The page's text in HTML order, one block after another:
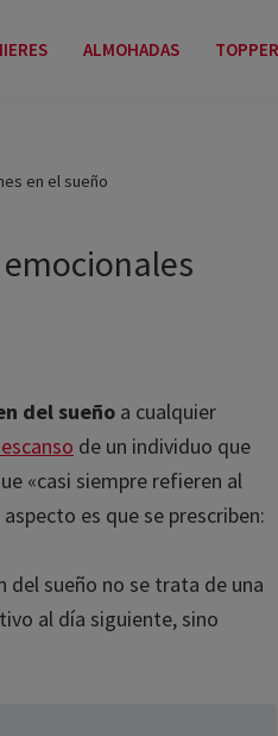
ALMOHADAS TOPPERS
en el sueño
del sueñoa cualquier
de un individuo que
«casi siempre refieren al
es que se prescriben:
sueño no se trata de una
al día siguiente, sino